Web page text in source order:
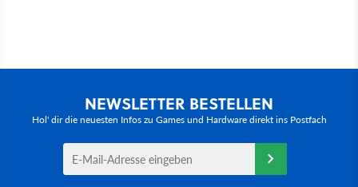
NEWSLETTER BESTELLEN
Hol' dir die neuesten Infos zu Games und Hardware direkt ins Postfach